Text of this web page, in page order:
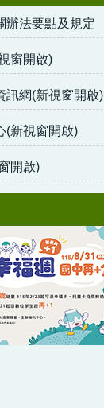
辦法要點及規定
窗開啟)
訊網(新視窗開啟)
(新視窗開啟)
開啟)